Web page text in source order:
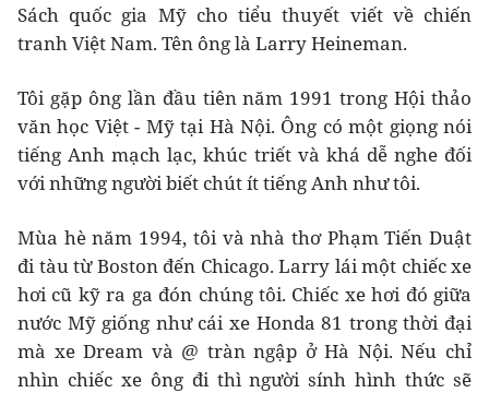
Sách quốc gia Mỹ cho tiểu thuyết viết về chiến
tranh Việt Nam. Tên ông là Larry Heineman.
Tôi gặp ông lần đầu tiên năm 1991 trong Hội thảo
văn học Việt - Mỹ tại Hà Nội. Ông có một giọng nói
tiếng Anh mạch lạc, khúc triết và khá dễ nghe đối
với những người biết chút ít tiếng Anh như tôi.
Mùa hè năm 1994, tôi và nhà thơ Phạm Tiến Duật
đi tàu từ Boston đến Chicago. Larry lái một chiếc xe
hơi cũ kỹ ra ga đón chúng tôi. Chiếc xe hơi đó giữa
nước Mỹ giống như cái xe Honda 81 trong thời đại
mà xe Dream và @ tràn ngập ở Hà Nội. Nếu chỉ
nhìn chiếc xe ông đi thì người sính hình thức sẽ